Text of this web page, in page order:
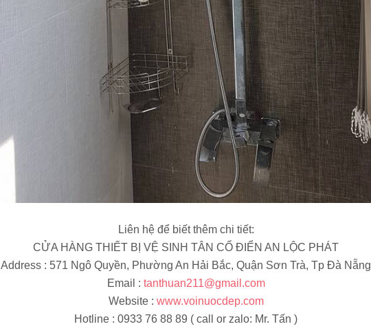
Liên hệ để biết thêm chi tiết:
CỬA HÀNG THIẾT BỊ VỆ SINH TÂN CỔ ĐIỂN AN LỘC PHÁT
Address : 571 Ngô Quyền, Phường An Hải Bắc, Quận Sơn Trà, Tp Đà Nẵng
Email : tanthuan211@gmail.com
Website : www.voinuocdep.com
Hotline : 0933 76 88 89 ( call or zalo: Mr. Tấn )